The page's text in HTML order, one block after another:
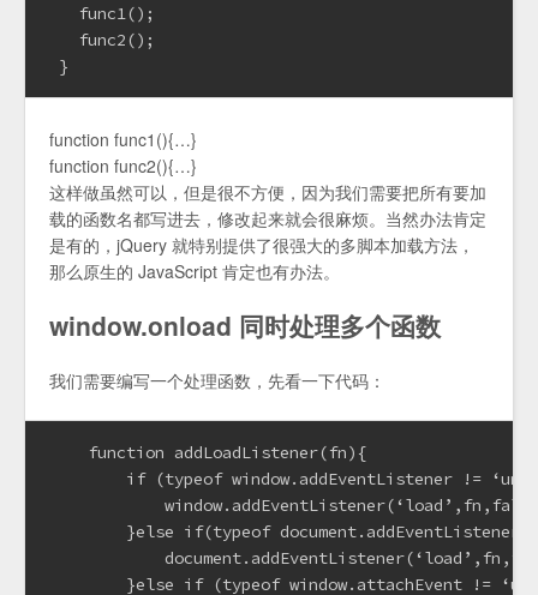
   func1();
   func2();
}
function func1(){…}
function func2(){…}
这样做虽然可以，但是很不方便，因为我们需要把所有要加
载的函数名都写进去，修改起来就会很麻烦。当然办法肯定
是有的，jQuery 就特别提供了很强大的多脚本加载方法，
那么原生的 JavaScript 肯定也有办法。
window.onload 同时处理多个函数
我们需要编写一个处理函数，先看一下代码：
    function addLoadListener(fn){
if (typeof window.addEventListener !=
}else if(typeof document.addEventListener
}else if (typeof window.attachEvent !=